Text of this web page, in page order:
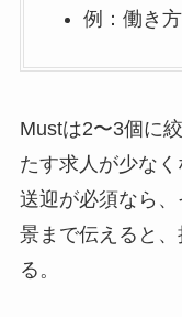
例：働き
Mustは2〜3個に
たす求人が少な
送迎が必須なら
景まで伝えると
る。